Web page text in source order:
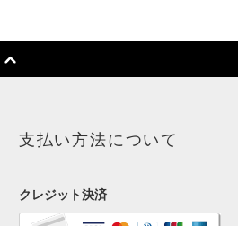
支払い方法について
クレジット決済